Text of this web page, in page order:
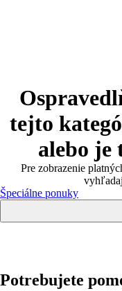
tejto
alebo je
Pre zobrazenie
Špeciálne ponuky
Potrebujete